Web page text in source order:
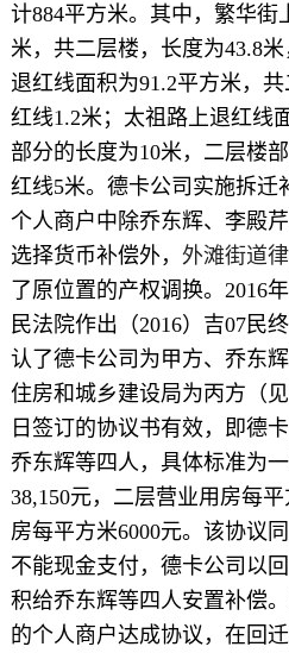
计884平方米。其中，繁华街
米，共二层楼，长度为43.8
退红线面积为91.2平方米，
红线1.2米；太祖路上退红线
部分的长度为10米，二层楼
红线5米。德卡公司实施拆迁
个人商户中除乔东辉、李殿
选择货币补偿外， 外滩街道
了原位置的产权调换。2016
民法院作出（2016）吉07民
认了德卡公司为甲方、乔东
住房和城乡建设局为丙方（
日签订的协议书有效，即德
乔东辉等四人，具体标准为
38,150元，二层营业用房每
房每平方米6000元。该协议
不能现金支付，德卡公司以
积给乔东辉等四人安置补偿
的个人商户达成协议，在回